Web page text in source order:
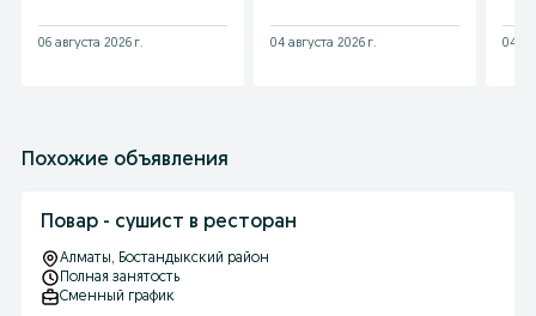
06 августа 2026 г. 04 августа 2026 г. 04
Похожие объявления
Повар - сушист в ресторан
Алматы, Бостандыкский район
Полная занятость
Сменный график